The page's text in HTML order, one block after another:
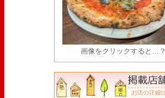
画像をクリックすると…？